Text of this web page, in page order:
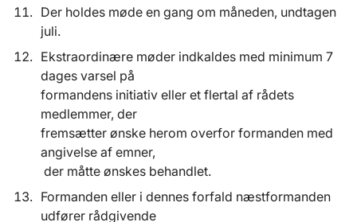
Der holdes møde en gang om måneden, undtagen
juli.
Ekstraordinære møder indkaldes med minimum 7
dages varsel på
formandens initiativ eller et flertal af rådets
medlemmer, der
fremsætter ønske herom overfor formanden med
angivelse af emner,
der måtte ønskes behandlet.
Formanden eller i dennes forfald næstformanden
udfører rådgivende